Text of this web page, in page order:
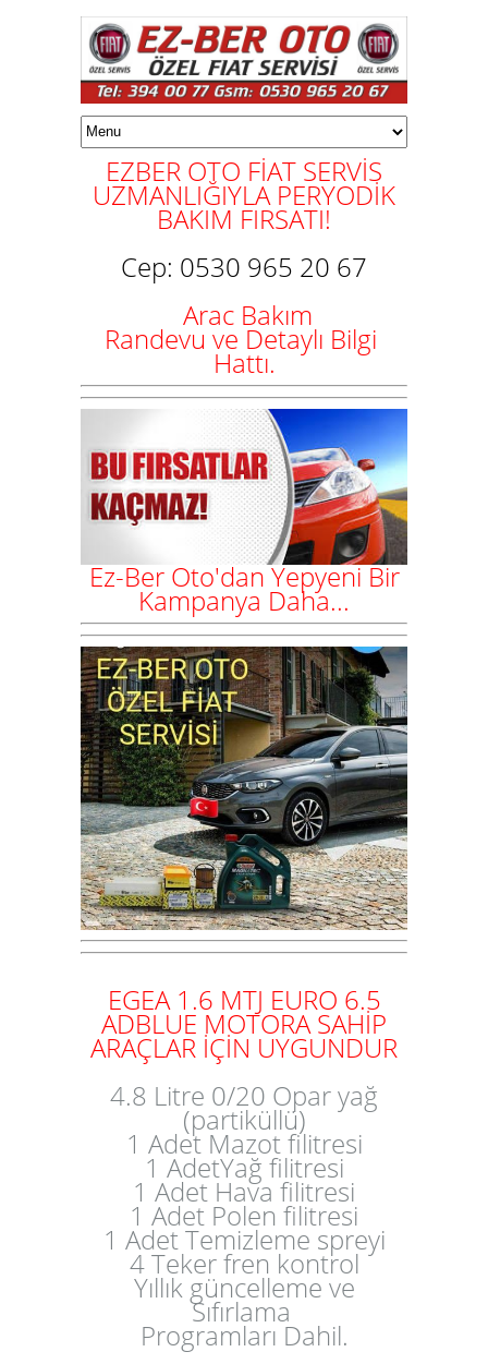
EZBER OTO FİAT SERVİS
UZMANLIĞIYLA PERYODİK
BAKIM FIRSATI!
Cep: 0530 965 20 67
Arac Bakım
Randevu ve Detaylı Bilgi
Hattı.
Ez-Ber Oto'dan Yepyeni Bir
Kampanya Daha...
EGEA 1.6 MTJ EURO 6.5
ADBLUE MOTORA SAHİP
ARAÇLAR İÇİN UYGUNDUR
4.8 Litre 0/20 Opar yağ
(partiküllü)
1 Adet Mazot filitresi
1 AdetYağ filitresi
1 Adet Hava filitresi
1 Adet Polen filitresi
1 Adet Temizleme spreyi
4 Teker fren kontrol
Yıllık güncelleme ve
Sıfırlama
Programları Dahil.